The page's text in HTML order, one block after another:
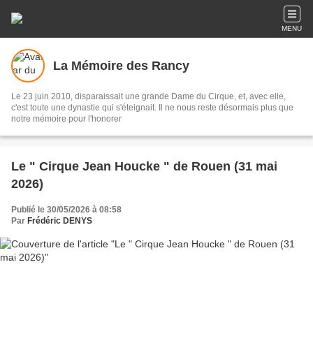
MENU
La Mémoire des Rancy
Le 23 juin 2010, disparaissait une grande Dame du Cirque, et, avec elle,
c'est toute une dynastie qui s'éteignait. Il ne nous reste désormais plus que
notre mémoire pour l'honorer
Le " Cirque Jean Houcke " de Rouen (31 mai
2026)
Publié le 30/05/2026 à 08:58
Par Frédéric DENYS